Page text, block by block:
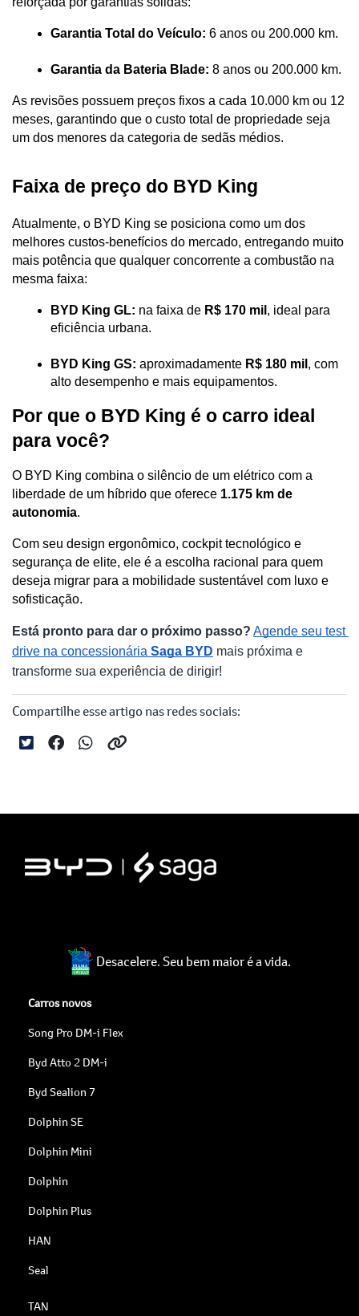
Garantia Total do Veículo: 6 anos ou 200.000 km.
Garantia da Bateria Blade: 8 anos ou 200.000 km.
As revisões possuem preços fixos a cada 10.000 km ou 12
meses, garantindo que o custo total de propriedade seja
um dos menores da categoria de sedãs médios.
Faixa de preço do BYD King
Atualmente, o BYD King se posiciona como um dos
melhores custos-benefícios do mercado, entregando muito
mais potência que qualquer concorrente a combustão na
mesma faixa:
BYD King GL: na faixa de R$ 170 mil , ideal para
eficiência urbana.
BYD King GS: aproximadamente R$ 180 mil , com
alto desempenho e mais equipamentos.
Por que o BYD King é o carro ideal
para você?
O BYD King combina o silêncio de um elétrico com a
liberdade de um híbrido que oferece 1.175 km de
autonomia.
Com seu design ergonômico, cockpit tecnológico e
segurança de elite, ele é a escolha racional para quem
deseja migrar para a mobilidade sustentável com luxo e
sofisticação.
Está pronto para dar o próximo passo? Agende seu test
drive na concessionária Saga BYD mais próxima e
transforme sua experiência de dirigir!
Compartilhe esse artigo nas redes sociais:
Desacelere. Seu bem maior é a vida.
Carros novos
Song Pro DM-i Flex
Byd Atto 2 DM-i
Byd Sealion 7
Dolphin SE
Dolphin Mini
Dolphin
Dolphin Plus
HAN
Seal
TAN